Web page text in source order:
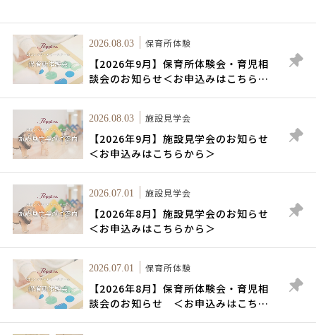
2026.08.03 保育所体験
【2026年9月】保育所体験会・育児相
談会のお知らせ＜お申込みはこちらか
2026.08.03 施設見学会
【2026年9月】施設見学会のお知らせ
＜お申込みはこちらから＞
2026.07.01 施設見学会
【2026年8月】施設見学会のお知らせ
＜お申込みはこちらから＞
2026.07.01 保育所体験
【2026年8月】保育所体験会・育児相
談会のお知らせ ＜お申込みはこちら